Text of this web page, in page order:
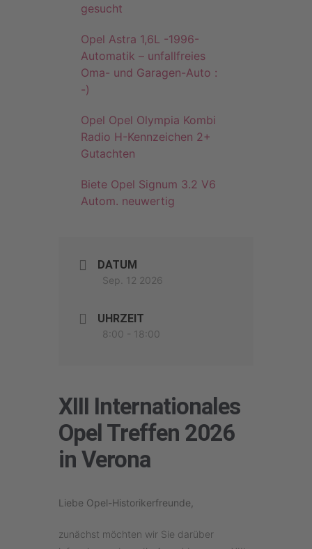
gesucht
Opel Astra 1,6L -1996-
Automatik – unfallfreies
Oma- und Garagen-Auto :
-)
Opel Opel Olympia Kombi
Radio H-Kennzeichen 2+
Gutachten
Biete Opel Signum 3.2 V6
Autom. neuwertig
DATUM
Sep. 12 2026
UHRZEIT
8:00 - 18:00
XIII Internationales
Opel Treffen 2026
in Verona
Liebe Opel-Historikerfreunde,
zunächst möchten wir Sie darüber